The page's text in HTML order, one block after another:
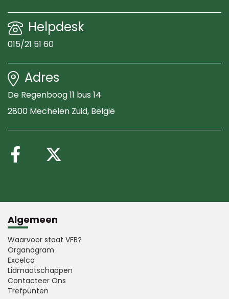
Helpdesk
015/21 51 60
Adres
De Regenboog 11 bus 14
2800 Mechelen Zuid, België
Volg ons op Facebook
Algemeen
Waarvoor staat VFB?
Organogram
Excelco
Lidmaatschappen
Contacteer Ons
Trefpunten